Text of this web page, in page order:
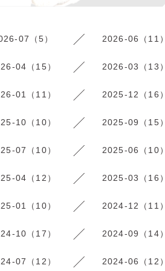
07（5） 2026-06（11）
04（15） 2026-03（13）
01（11） 2025-12（16）
10（10） 2025-09（15）
07（10） 2025-06（10）
04（12） 2025-03（16）
01（10） 2024-12（11）
10（17） 2024-09（14）
07（12） 2024-06（12）